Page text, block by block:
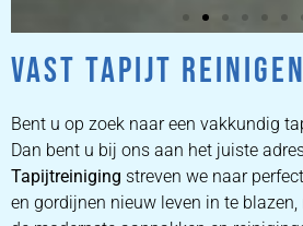
ZETEL
REINIGEN
ZETEL REINIGEN DOOR
PROFESSIONALS
VAST TAPIJT
Bent u op zoek naar een vakkundig
Dan bent u bij ons aan het juiste
Tapijtreiniging streven we naar
en gordijnen nieuw leven in te